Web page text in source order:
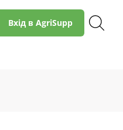
Вхід в AgriSupp